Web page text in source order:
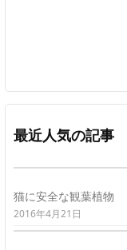
最近人気の記事
猫に安全な観葉植物
2016年4月21日